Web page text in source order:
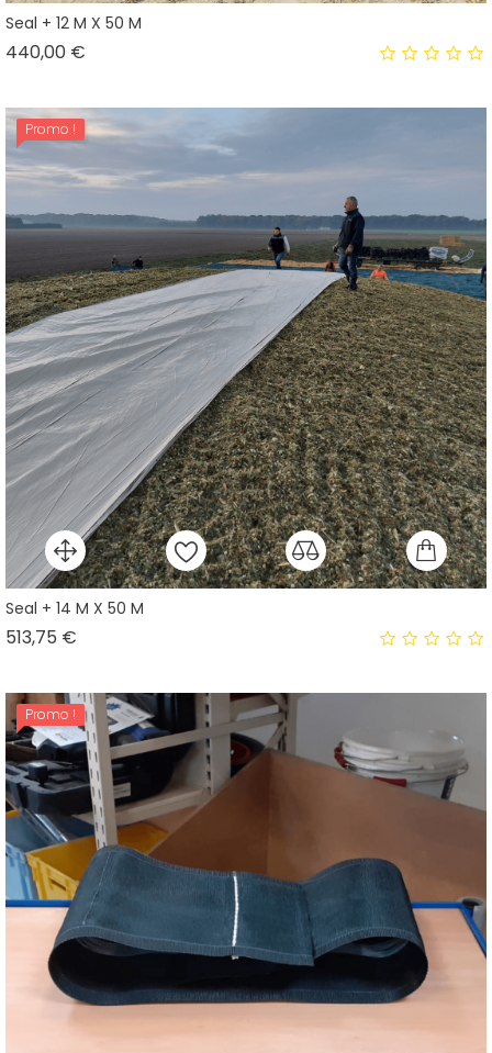
Seal + 12 M X 50 M
440,00 €
Promo !
Seal + 14 M X 50 M
513,75 €
Promo !